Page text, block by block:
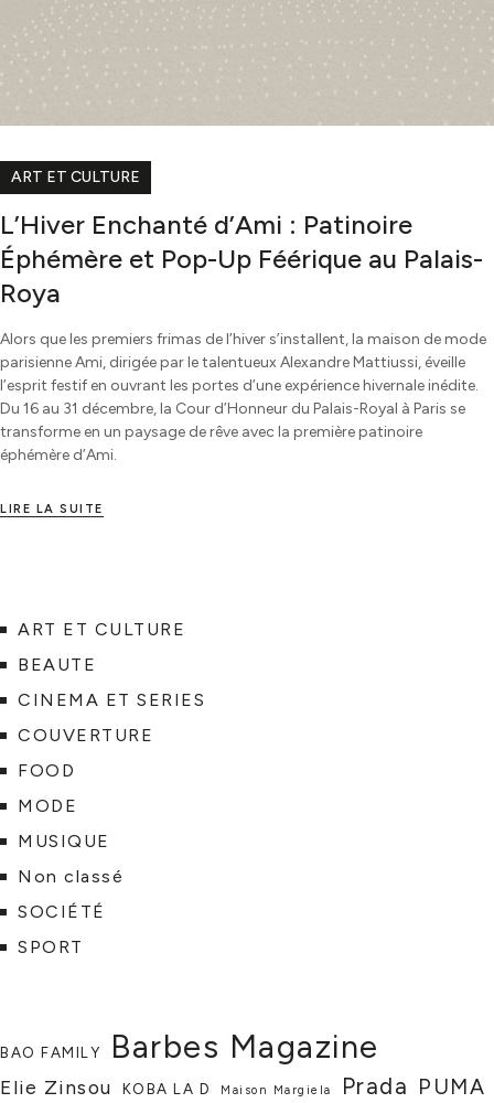
ART ET CULTURE
L’Hiver Enchanté d’Ami : Patinoire
Éphémère et Pop-Up Féérique au Palais-
Roya
Alors que les premiers frimas de l’hiver s’installent, la maison de mode
parisienne Ami, dirigée par le talentueux Alexandre Mattiussi, éveille
l’esprit festif en ouvrant les portes d’une expérience hivernale inédite.
Du 16 au 31 décembre, la Cour d’Honneur du Palais-Royal à Paris se
transforme en un paysage de rêve avec la première patinoire
éphémère d’Ami.
LIRE LA SUITE
ART ET CULTURE
BEAUTE
CINEMA ET SERIES
COUVERTURE
FOOD
MODE
MUSIQUE
Non classé
SOCIÉTÉ
SPORT
BAO FAMILY Barbes Magazine
Elie Zinsou KOBA LA D Maison Margiela Prada PUMA